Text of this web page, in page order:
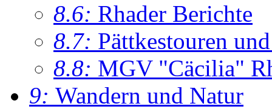
8.6: Rhader Berichte
8.7: Pättkestouren
8.8: MGV "Cäcilia"
9: Wandern und Natur